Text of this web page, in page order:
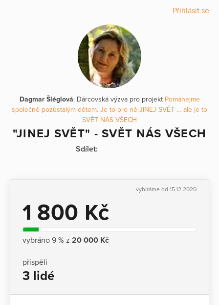
Přihlásit se
Dagmar Šléglová: Dárcovská výzva pro projekt Pomáhejme
společně pozůstalým dětem. Je to pro ně JINEJ SVĚT … ale je to
SVĚT NÁS VŠECH
"JINEJ SVĚT" - SVĚT NÁS VŠECH
Sdílet:
vybíráme od 15.12.2020
1 800 Kč
vybráno 9 % z 20 000 Kč
přispěli
3 lidé